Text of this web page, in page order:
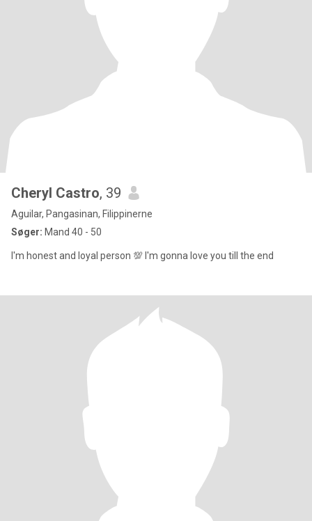
Cheryl Castro, 39
Aguilar, Pangasinan, Filippinerne
Søger: Mand 40 - 50
I'm honest and loyal person 💯 I'm gonna love you till the end